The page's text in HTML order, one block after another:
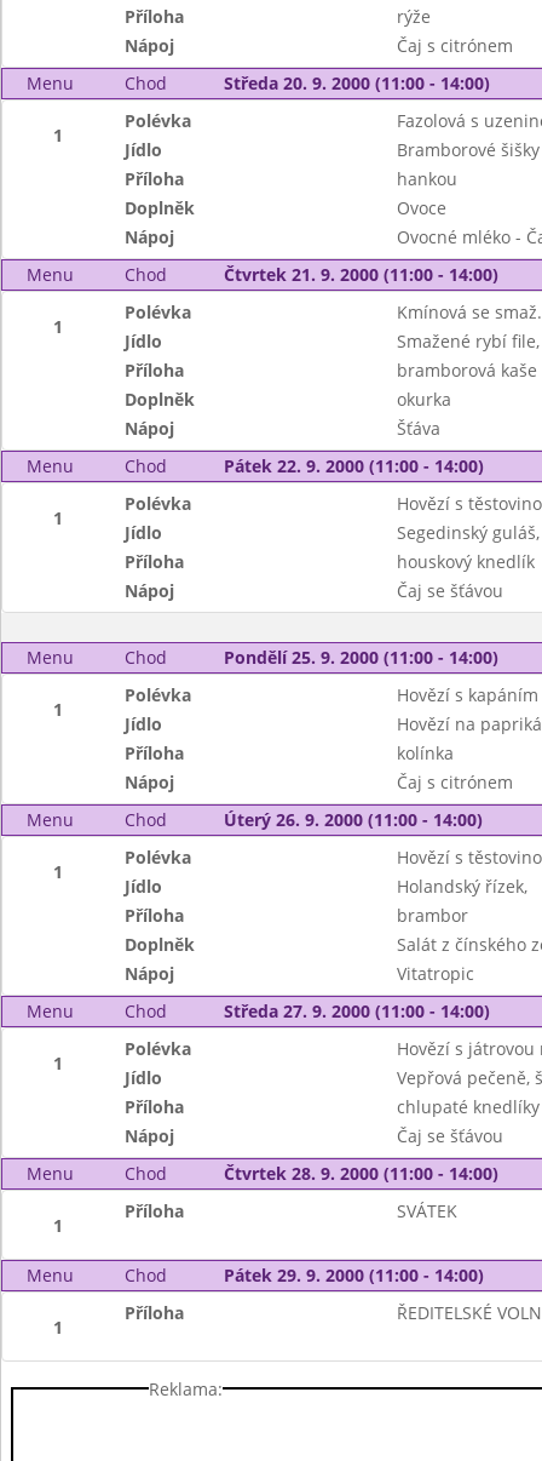
Příloha
rýže
Nápoj
Čaj s citrónem
Menu
Chod Středa 20. 9. 2000 (11:00 - 14:00)
1
Polévka
Fazolová s
Jídlo
Bramborové
Příloha
hankou
Doplněk
Ovoce
Nápoj
Ovocné mléko -
Menu
Chod Čtvrtek 21. 9. 2000 (11:00 - 14:00)
1
Polévka
Kmínová se
Jídlo
Smažené rybí file,
Příloha
bramborová kaše
Doplněk
okurka
Nápoj
Šťáva
Menu
Chod Pátek 22. 9. 2000 (11:00 - 14:00)
1
Polévka
Hovězí s
Jídlo
Segedinský guláš,
Příloha
houskový knedlík
Nápoj
Čaj se šťávou
Menu Chod Pondělí 25. 9. 2000 (11:00 - 14:00)
1
Polévka
Hovězí s kapáním
Jídlo
Hovězí na
Příloha
kolínka
Nápoj
Čaj s citrónem
Menu
Chod Úterý 26. 9. 2000 (11:00 - 14:00)
1
Polévka
Hovězí s
Jídlo
Holandský řízek,
Příloha
brambor
Doplněk
Salát z čínského
Nápoj
Vitatropic
Menu
Chod Středa 27. 9. 2000 (11:00 - 14:00)
1
Polévka
Hovězí s játrovou
Jídlo
Vepřová pečeně,
Příloha
chlupaté knedlíky
Nápoj
Čaj se šťávou
Menu
Chod Čtvrtek 28. 9. 2000 (11:00 - 14:00)
1
Příloha SVÁTEK
Menu Chod Pátek 29. 9. 2000 (11:00 - 14:00)
1
Příloha ŘEDITELSKÉ
Reklama: